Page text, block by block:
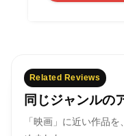
Related Reviews
同じジャンルの
「映画」に近い作品